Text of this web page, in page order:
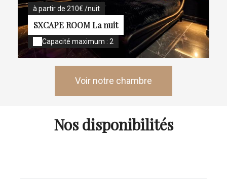
à partir de 210€ /nuit
SXCAPE ROOM La nuit
Capacité maximum : 2
Voir notre chambre
Nos disponibilités